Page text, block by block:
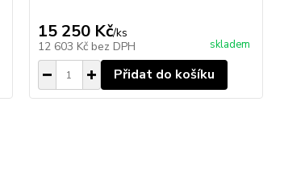
15 250 Kč/ks
12 603 Kč bez DPH skladem
Přidat do košíku